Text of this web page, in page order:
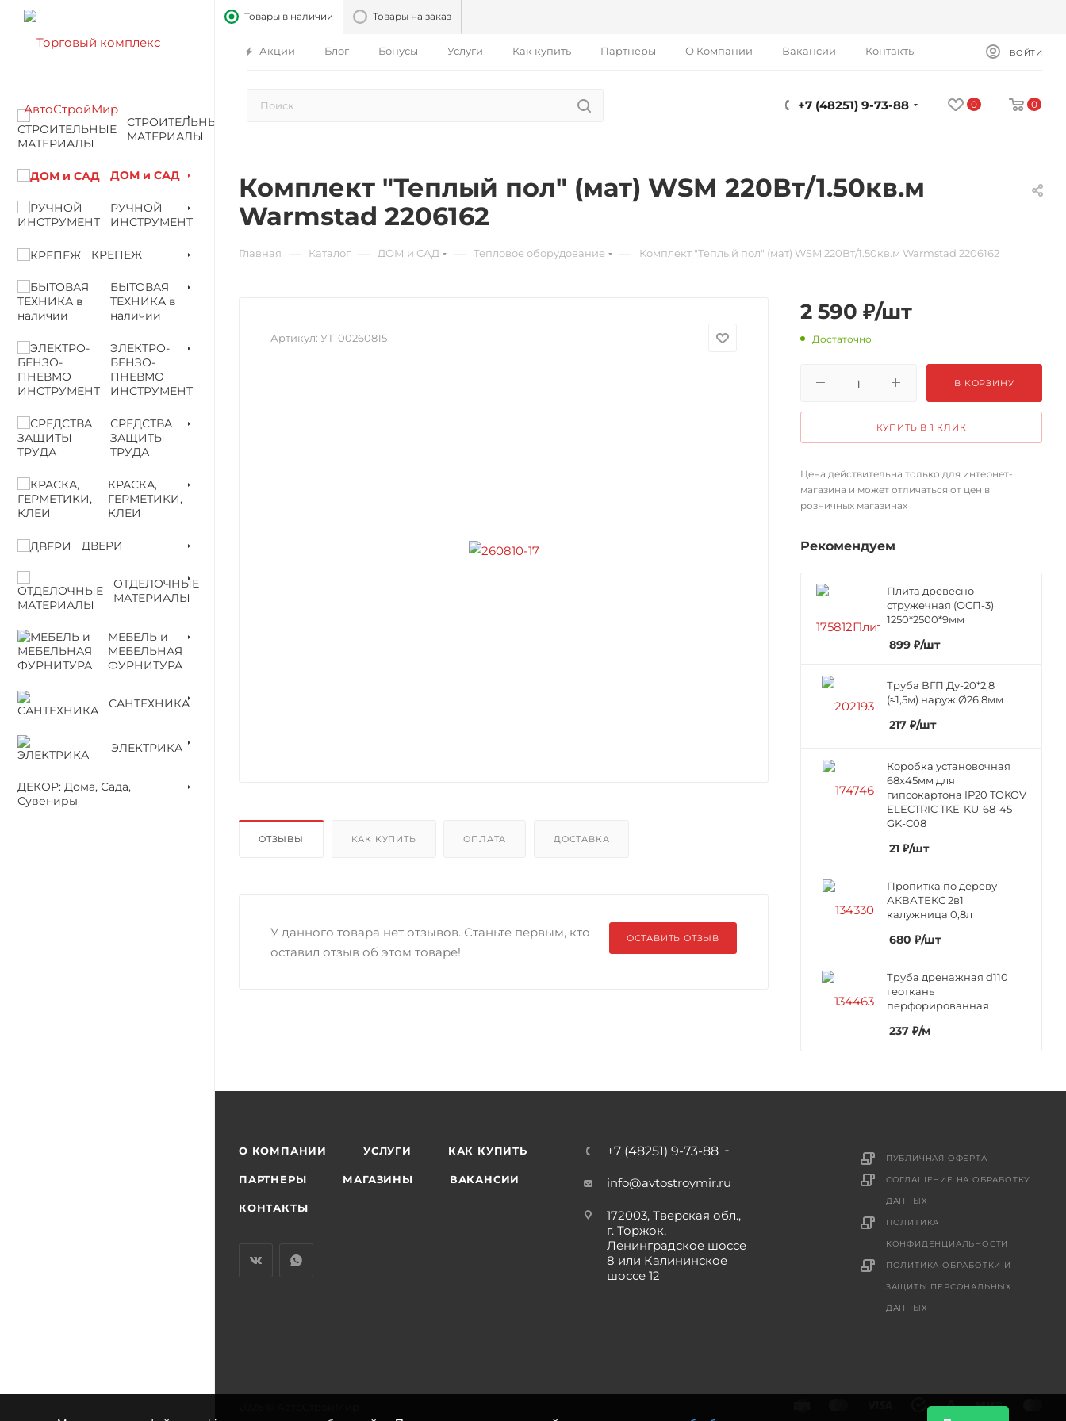
Товары в наличии Товары на заказ
Акции Блог Бонусы Услуги Как купить Партнеры О Компании Вакансии Контакты ВОЙТИ
0 0
+7 (48251) 9-73-88
СТРОИТЕЛЬНЫЕ
МАТЕРИАЛЫ
ДОМ и САД
РУЧНОЙ
ИНСТРУМЕНТ
КРЕПЕЖ
БЫТОВАЯ
ТЕХНИКА в
наличии
ЭЛЕКТРО-
БЕНЗО-
ПНЕВМО
ИНСТРУМЕНТ
СРЕДСТВА
ЗАЩИТЫ
ТРУДА
КРАСКА,
ГЕРМЕТИКИ,
КЛЕИ
ДВЕРИ
ОТДЕЛОЧНЫЕ
МАТЕРИАЛЫ
МЕБЕЛЬ и
МЕБЕЛЬНАЯ
ФУРНИТУРА
САНТЕХНИКА
ЭЛЕКТРИКА
ДЕКОР: Дома, Сада,
Сувениры
Комплект "Теплый пол" (мат) WSM 220Вт/1.50кв.м
Warmstad 2206162
Главная Каталог ДОМ и САД Тепловое оборудование Комплект "Теплый пол" (мат) WSM 220Вт/1.50кв.м Warmstad 2206162
Артикул: УТ-00260815
ОТЗЫВЫ КАК КУПИТЬ ОПЛАТА ДОСТАВКА
ОСТАВИТЬ ОТЗЫВ
У данного товара нет отзывов. Станьте первым, кто
оставил отзыв об этом товаре!
2 590 ₽/шт
Достаточно
В КОРЗИНУ
КУПИТЬ В 1 КЛИК
Цена действительна только для интернет-
магазина и может отличаться от цен в
розничных магазинах
Рекомендуем
Плита древесно-
стружечная (ОСП-3)
1250*2500*9мм
899 ₽/шт
Труба ВГП Ду-20*2,8
(≈1,5м) наруж.Ø26,8мм
217 ₽/шт
Коробка установочная
68х45мм для
гипсокартона IP20 TOKOV
ELECTRIC TKE-KU-68-45-
GK-C08
21 ₽/шт
Пропитка по дереву
АКВАТЕКС 2в1
калужница 0,8л
680 ₽/шт
Труба дренажная d110
геоткань
перфорированная
237 ₽/м
О КОМПАНИИ УСЛУГИ КАК КУПИТЬ
ПАРТНЕРЫ МАГАЗИНЫ ВАКАНСИИ
КОНТАКТЫ
+7 (48251) 9-73-88
info@avtostroymir.ru
172003, Тверская обл.,
г. Торжок,
Ленинградское шоссе
8 или Калининское
шоссе 12
ПУБЛИЧНАЯ ОФЕРТА
СОГЛАШЕНИЕ НА ОБРАБОТКУ
ДАННЫХ
ПОЛИТИКА
КОНФИДЕНЦИАЛЬНОСТИ
ПОЛИТИКА ОБРАБОТКИ И
ЗАЩИТЫ ПЕРСОНАЛЬНЫХ
ДАННЫХ